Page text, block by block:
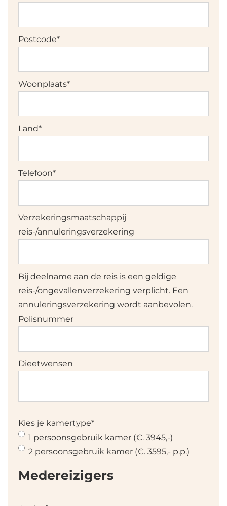
Postcode*
Woonplaats*
Land*
Telefoon*
Verzekeringsmaatschappij
reis-/annuleringsverzekering
Bij deelname aan de reis is een geldige
reis-/ongevallenverzekering verplicht. Een
annuleringsverzekering wordt aanbevolen.
Polisnummer
Dieetwensen
Kies je kamertype*
1 persoonsgebruik kamer (€. 3945,-)
2 persoonsgebruik kamer (€. 3595,- p.p.)
Medereizigers